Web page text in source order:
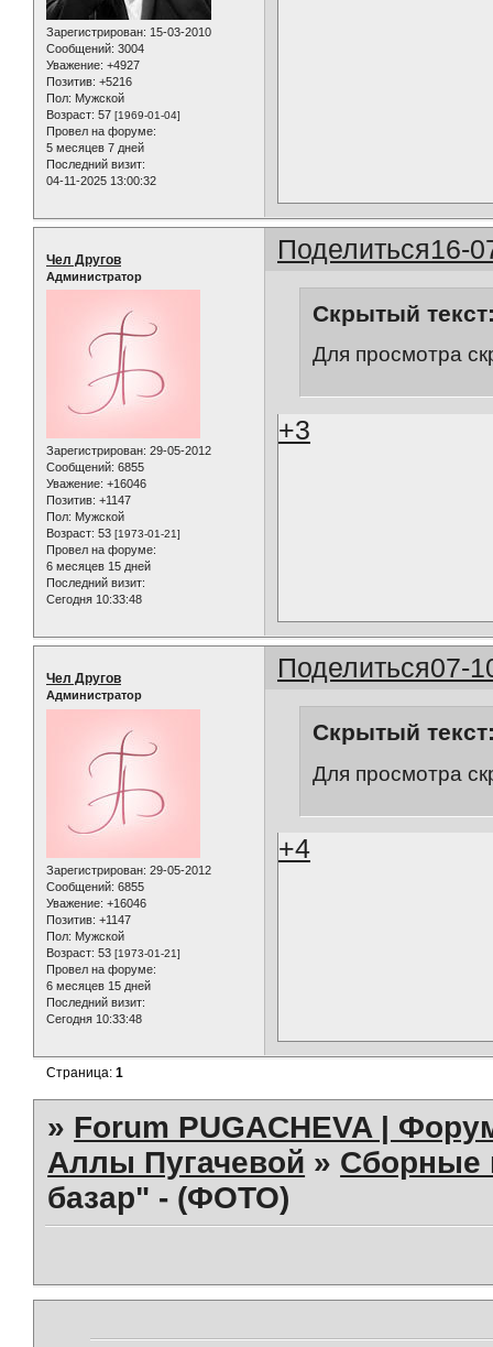
Зарегистрирован: 15-03-2010
Сообщений: 3004
Уважение: +4927
Позитив: +5216
Пол: Мужской
Возраст: 57 [1969-01-04]
Провел на форуме:
5 месяцев 7 дней
Последний визит:
04-11-2025 13:00:32
Поделиться16-
Чел Другов
Администратор
Зарегистрирован: 29-05-2012
Сообщений: 6855
Уважение: +16046
Позитив: +1147
Пол: Мужской
Возраст: 53 [1973-01-21]
Провел на форуме:
6 месяцев 15 дней
Последний визит:
Сегодня 10:33:48
Скрытый
Для просмотра
+3
Поделиться07-
Чел Другов
Администратор
Зарегистрирован: 29-05-2012
Сообщений: 6855
Уважение: +16046
Позитив: +1147
Пол: Мужской
Возраст: 53 [1973-01-21]
Провел на форуме:
6 месяцев 15 дней
Последний визит:
Сегодня 10:33:48
Скрытый
Для просмотра
+4
Страница:1
» Forum PUGACHEVA |
Аллы Пугачевой » Сборные
базар" - (ФОТО)